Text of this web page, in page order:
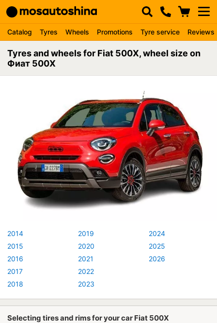
Catalog Tyres Wheels Promotions Tyre service Reviews
Tyres and wheels for Fiat 500X, wheel size on
Фиат 500Х
2014
2015
2016
2017
2018
2019
2020
2021
2022
2023
2024
2025
2026
Selecting tires and rims for your car Fiat 500X